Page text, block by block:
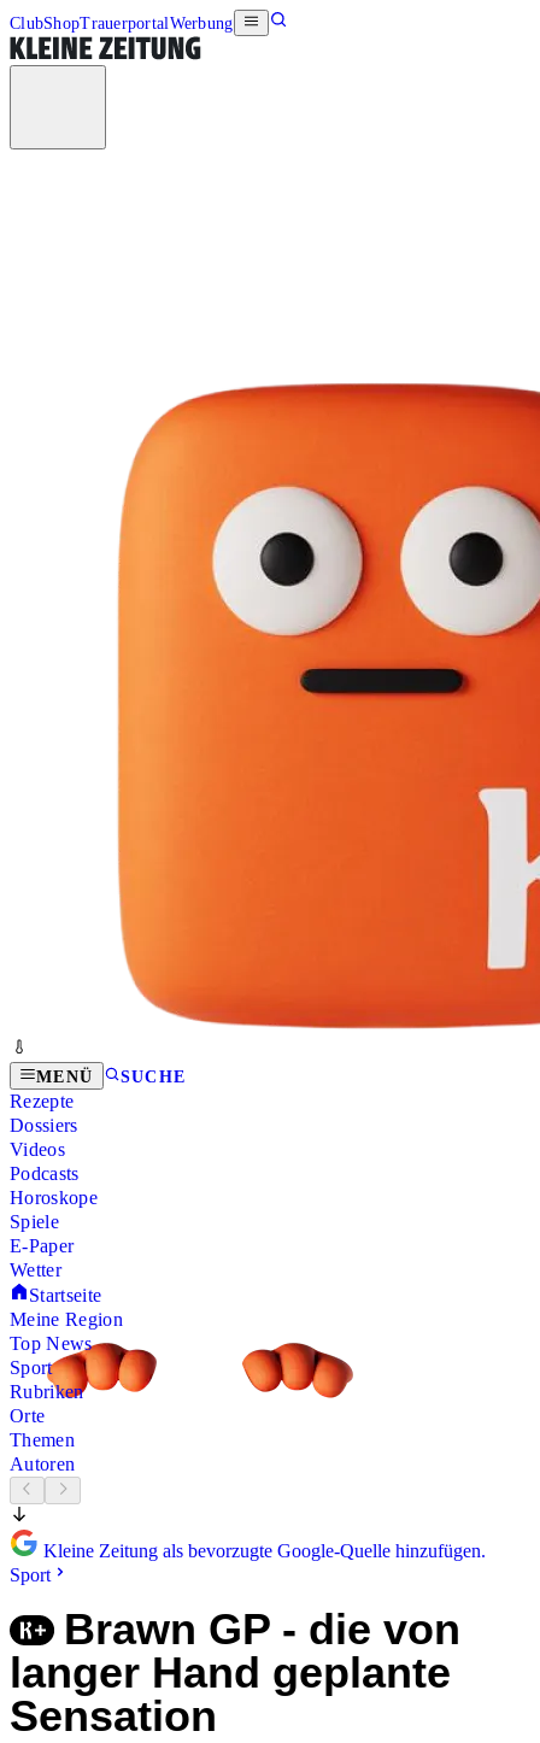
ClubShopTrauerportalWerbung
MENÜ SUCHE
Rezepte
Dossiers
Videos
Podcasts
Horoskope
Spiele
E-Paper
Wetter
Startseite
Meine Region
Top News
Sport
Rubriken
Orte
Themen
Autoren
Kleine Zeitung als bevorzugte Google-Quelle hinzufügen.
Sport
Brawn GP - die von
langer Hand geplante
Sensation